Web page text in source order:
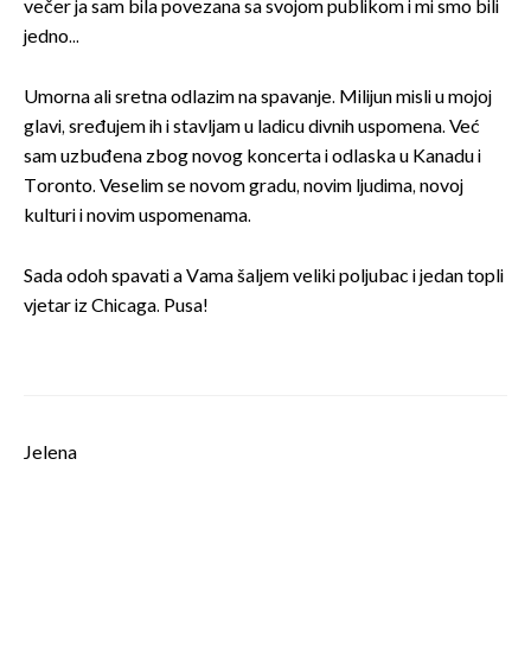
večer ja sam bila povezana sa svojom publikom i mi smo bili
jedno...
Umorna ali sretna odlazim na spavanje. Milijun misli u mojoj
glavi, sređujem ih i stavljam u ladicu divnih uspomena. Već
sam uzbuđena zbog novog koncerta i odlaska u Kanadu i
Toronto. Veselim se novom gradu, novim ljudima, novoj
kulturi i novim uspomenama.
Sada odoh spavati a Vama šaljem veliki poljubac i jedan topli
vjetar iz Chicaga. Pusa!
Jelena